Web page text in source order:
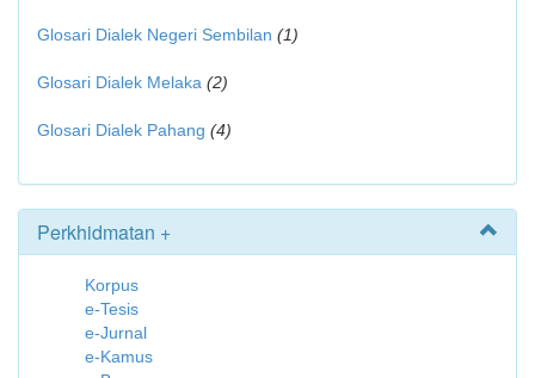
Glosari Dialek Negeri Sembilan (1)
Glosari Dialek Melaka (2)
Glosari Dialek Pahang (4)
Perkhidmatan +
Korpus
e-Tesis
e-Jurnal
e-Kamus